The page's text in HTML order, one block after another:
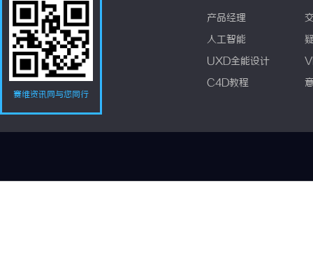
赛维资讯网与您同行
产品经理
人工智能
UXD全能设计
C4D教程